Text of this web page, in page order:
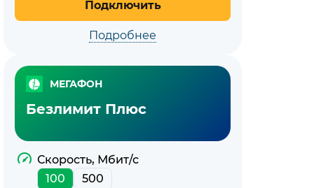
Подключить
Подробнее
МЕГАФОН
Безлимит Плюс
Скорость, Мбит/с
100
500